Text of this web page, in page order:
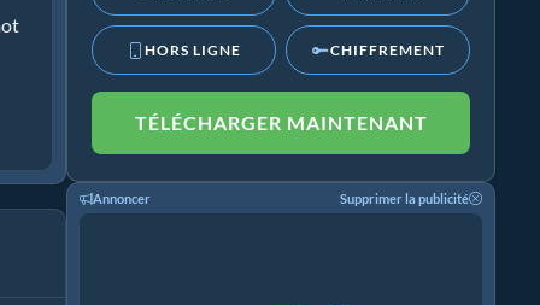
HORS LIGNE CHIFFREMENT
TÉLÉCHARGER MAINTENANT
Annoncer Supprimer la publicité